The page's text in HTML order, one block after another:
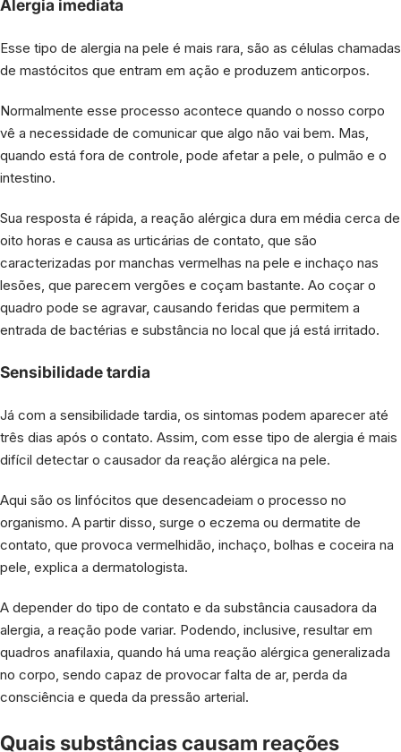
Alergia imediata
Esse tipo de alergia na pele é mais rara, são as células chamadas
de mastócitos que entram em ação e produzem anticorpos.
Normalmente esse processo acontece quando o nosso corpo
vê a necessidade de comunicar que algo não vai bem. Mas,
quando está fora de controle, pode afetar a pele, o pulmão e o
intestino.
Sua resposta é rápida, a reação alérgica dura em média cerca de
oito horas e causa as urticárias de contato, que são
caracterizadas por manchas vermelhas na pele e inchaço nas
lesões, que parecem vergões e coçam bastante. Ao coçar o
quadro pode se agravar, causando feridas que permitem a
entrada de bactérias e substância no local que já está irritado.
Sensibilidade tardia
Já com a sensibilidade tardia, os sintomas podem aparecer até
três dias após o contato. Assim, com esse tipo de alergia é mais
difícil detectar o causador da reação alérgica na pele.
Aqui são os linfócitos que desencadeiam o processo no
organismo. A partir disso, surge o eczema ou dermatite de
contato, que provoca vermelhidão, inchaço, bolhas e coceira na
pele, explica a dermatologista.
A depender do tipo de contato e da substância causadora da
alergia, a reação pode variar. Podendo, inclusive, resultar em
quadros anafilaxia, quando há uma reação alérgica generalizada
no corpo, sendo capaz de provocar falta de ar, perda da
consciência e queda da pressão arterial.
Quais substâncias causam reações